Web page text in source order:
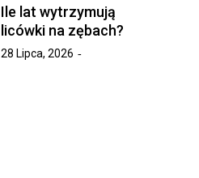
Ile lat wytrzymują
licówki na zębach?
28 Lipca, 2026